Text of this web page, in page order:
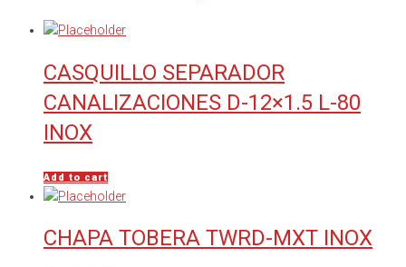
CASQUILLO SEPARADOR
CANALIZACIONES D-12×1.5 L-80
INOX
Add to cart
CHAPA TOBERA TWRD-MXT INOX